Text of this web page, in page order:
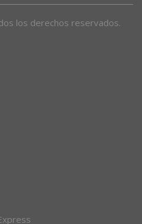
los derechos reservados.